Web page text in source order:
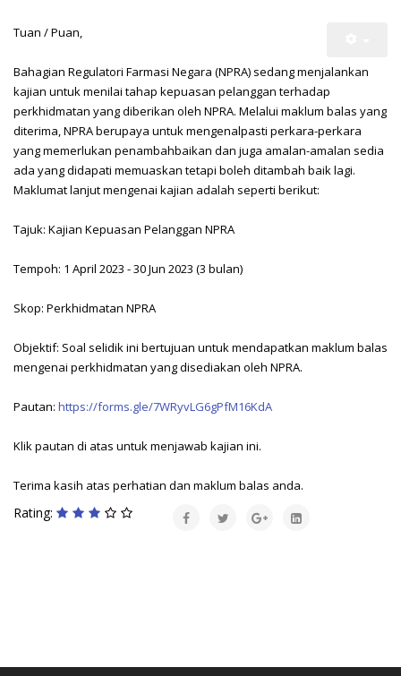
Tuan / Puan,
Bahagian Regulatori Farmasi Negara (NPRA) sedang menjalankan
kajian untuk menilai tahap kepuasan pelanggan terhadap
perkhidmatan yang diberikan oleh NPRA. Melalui maklum balas yang
diterima, NPRA berupaya untuk mengenalpasti perkara-perkara
yang memerlukan penambahbaikan dan juga amalan-amalan sedia
ada yang didapati memuaskan tetapi boleh ditambah baik lagi.
Maklumat lanjut mengenai kajian adalah seperti berikut:
Tajuk: Kajian Kepuasan Pelanggan NPRA
Tempoh: 1 April 2023 - 30 Jun 2023 (3 bulan)
Skop: Perkhidmatan NPRA
Objektif: Soal selidik ini bertujuan untuk mendapatkan maklum balas
mengenai perkhidmatan yang disediakan oleh NPRA.
Pautan: https://forms.gle/7WRyvLG6gPfM16KdA
Klik pautan di atas untuk menjawab kajian ini.
Terima kasih atas perhatian dan maklum balas anda.
Rating: